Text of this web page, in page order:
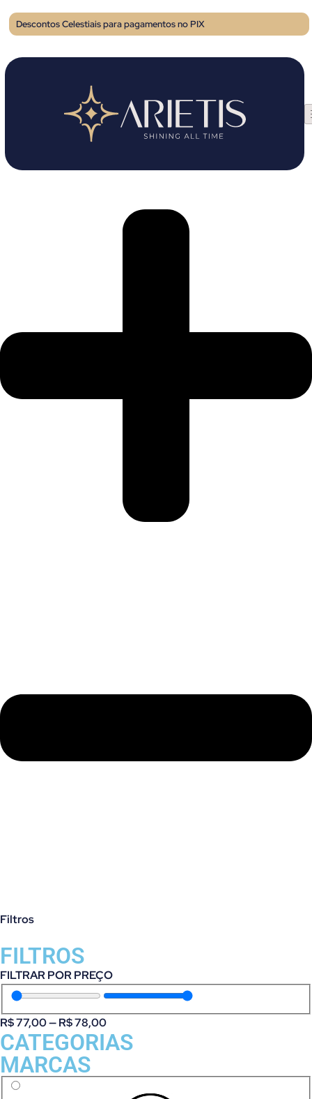
Descontos Celestiais para pagamentos no PIX
Filtros
FILTROS
FILTRAR POR PREÇO
R$77,00—R$78,00
CATEGORIAS
MARCAS